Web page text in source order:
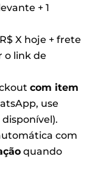
+ 1
X hoje + frete
o link de
com item
use
com
quando